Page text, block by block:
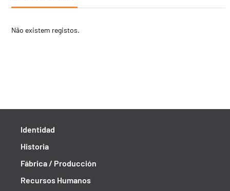
Não existem registos.
Identidad
Historia
Fábrica / Producción
Recursos Humanos